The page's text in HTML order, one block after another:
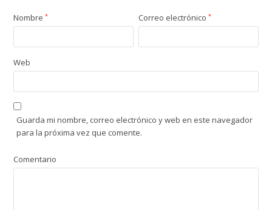
Nombre* Correo electrónico*
Web
Guarda mi nombre, correo electrónico y web en este navegador
para la próxima vez que comente.
Comentario